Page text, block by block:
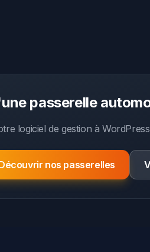
passerelle
logiciel de gestion à
nos passerelles